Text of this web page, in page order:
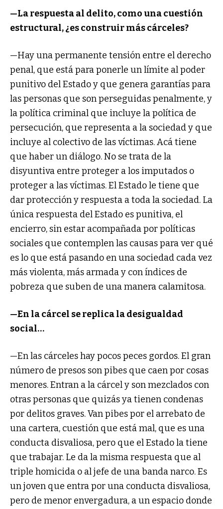
—La respuesta al delito, como una cuestión
estructural, ¿es construir más cárceles?
—Hay una permanente tensión entre el derecho
penal, que está para ponerle un límite al poder
punitivo del Estado y que genera garantías para
las personas que son perseguidas penalmente, y
la política criminal que incluye la política de
persecución, que representa a la sociedad y que
incluye al colectivo de las víctimas. Acá tiene
que haber un diálogo. No se trata de la
disyuntiva entre proteger a los imputados o
proteger a las víctimas. El Estado le tiene que
dar protección y respuesta a toda la sociedad. La
única respuesta del Estado es punitiva, el
encierro, sin estar acompañada por políticas
sociales que contemplen las causas para ver qué
es lo que está pasando en una sociedad cada vez
más violenta, más armada y con índices de
pobreza que suben de una manera calamitosa.
—En la cárcel se replica la desigualdad
social…
—En las cárceles hay pocos peces gordos. El gran
número de presos son pibes que caen por cosas
menores. Entran a la cárcel y son mezclados con
otras personas que quizás ya tienen condenas
por delitos graves. Van pibes por el arrebato de
una cartera, cuestión que está mal, que es una
conducta disvaliosa, pero que el Estado la tiene
que trabajar. Le da la misma respuesta que al
triple homicida o al jefe de una banda narco. Es
un joven que entra por una conducta disvaliosa,
pero de menor envergadura, a un espacio donde